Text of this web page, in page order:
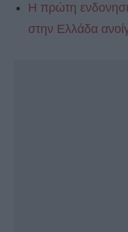
Η πρώτη
στην Ελλάδα